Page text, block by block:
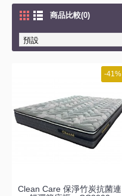
商品比較(0)
-41%
Clean Care 保淨竹炭抗菌連